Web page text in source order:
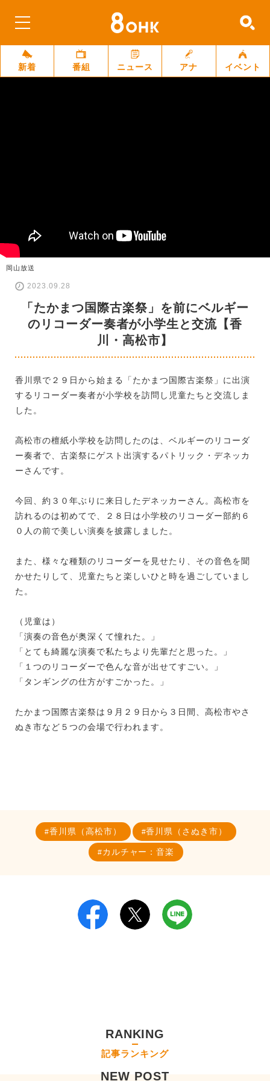
新着 番組 ニュース アナ イベント
岡山放送
2023.09.28
「たかまつ国際古楽祭」を前にベルギー
のリコーダー奏者が小学生と交流【香
川・高松市】
香川県で２９日から始まる「たかまつ国際古楽祭」に出演
するリコーダー奏者が小学校を訪問し児童たちと交流しま
した。
高松市の檀紙小学校を訪問したのは、ベルギーのリコーダ
ー奏者で、古楽祭にゲスト出演するパトリック・デネッカ
ーさんです。
今回、約３０年ぶりに来日したデネッカーさん。高松市を
訪れるのは初めてで、２８日は小学校のリコーダー部約６
０人の前で美しい演奏を披露しました。
また、様々な種類のリコーダーを見せたり、その音色を聞
かせたりして、児童たちと楽しいひと時を過ごしていまし
た。
（児童は）
「演奏の音色が奥深くて憧れた。」
「とても綺麗な演奏で私たちより先輩だと思った。」
「１つのリコーダーで色んな音が出せてすごい。」
「タンギングの仕方がすごかった。」
たかまつ国際古楽祭は９月２９日から３日間、高松市やさ
ぬき市など５つの会場で行われます。
香川県（高松市） 香川県（さぬき市）
カルチャー：音楽
RANKING
記事ランキング
NEW POST